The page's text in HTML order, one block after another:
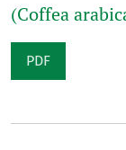
(Coffea
PDF